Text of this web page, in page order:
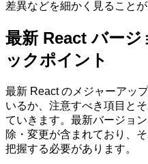
差異などを細かく見ることが
最新 React バージ
ックポイント
最新 React のメジャーアッ
いるか、注意すべき項目と
ていきます。最新バージョ
除・変更が含まれており、
把握する必要があります。